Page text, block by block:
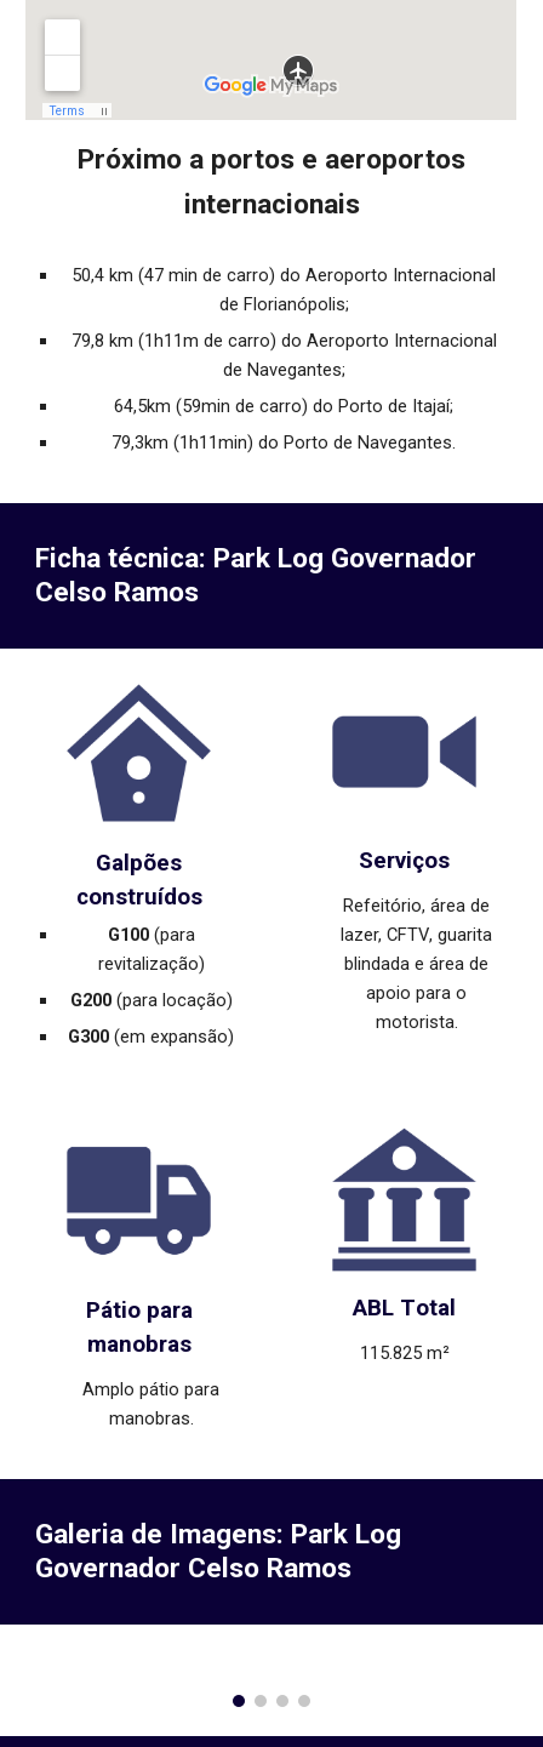
Próximo a portos e aeroportos
internacionais
50,4 km (47 min de carro) do Aeroporto Internacional
de Florianópolis;
79,8 km (1h11m de carro) do Aeroporto Internacional
de Navegantes;
64,5km (59min de carro) do Porto de Itajaí;
79,3km (1h11min) do Porto de Navegantes.
Ficha técnica: Park Log Governador
Celso Ramos
Galpões
construídos
G100 (para
revitalização)
G200 (para locação)
G300 (em expansão)
Serviços
Refeitório, área de
lazer, CFTV, guarita
blindada e área de
apoio para o
motorista.
Pátio para
manobras
Amplo pátio para
manobras.
ABL Total
115.825 m²
Galeria de Imagens: Park Log
Governador Celso Ramos